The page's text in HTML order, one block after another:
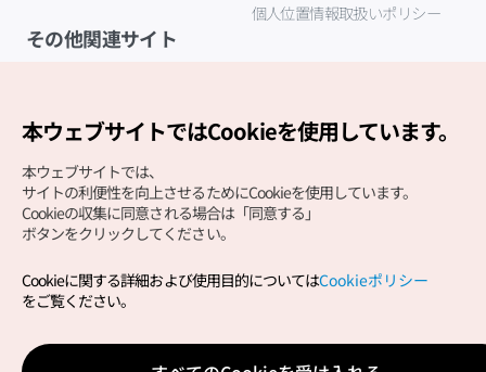
個人位置情報取扱いポリシー
その他関連サイト
Copyright (c) Korea Tourism Organization All Rights
サイトエラー報告公式メール
japanese@knto.or.kr
本ウェブサイトではCookieを使用しています。
本ウェブサイトでは、
サイトの利便性を向上させるためにCookieを使用しています。
Cookieの収集に同意される場合は「同意する」
ボタンをクリックしてください。
Cookieに関する詳細および使用目的についてはCookieポリシー
をご覧ください。